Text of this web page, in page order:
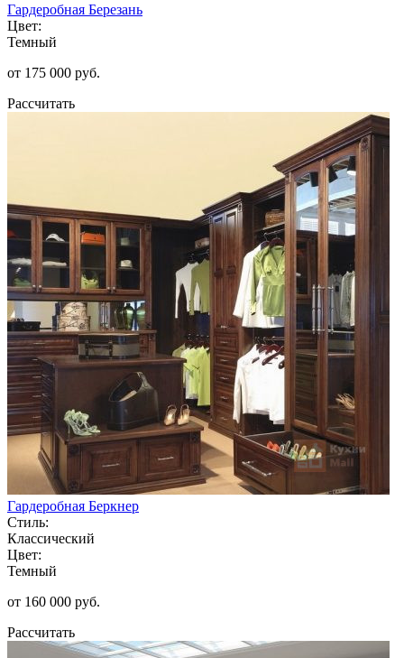
Гардеробная Березань
Цвет:
Темный
от 175 000 руб.
Рассчитать
Гардеробная Беркнер
Стиль:
Классический
Цвет:
Темный
от 160 000 руб.
Рассчитать